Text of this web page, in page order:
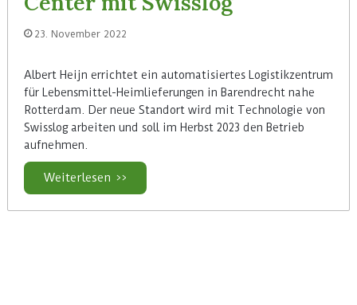
23. November 2022
Albert Heijn errichtet ein automatisiertes Logistikzentrum
für Lebensmittel-Heimlieferungen in Barendrecht nahe
Rotterdam. Der neue Standort wird mit Technologie von
Swisslog arbeiten und soll im Herbst 2023 den Betrieb
aufnehmen.
Weiterlesen >>